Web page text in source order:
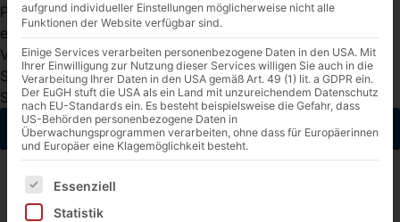
Privatkunden – wir bieten Herstellern und Distributoren
einen umfassenden Logistikservice unter Einhaltung der
Vorgaben des deutschen Zolls. Und das nicht nur für
Spirituosen und Weine, sondern auch für Bier,
Schaumweine, Alkopops und Zwischenerzeugnisse.
Angebot einholen
aufgrund individueller Einstellungen möglicherweise nicht alle
Funktionen der Website verfügbar sind.
Einige Services verarbeiten personenbezogene Daten in den USA. Mit
Ihrer Einwilligung zur Nutzung dieser Services willigen Sie auch in die
Verarbeitung Ihrer Daten in den USA gemäß Art. 49 (1) lit. a GDPR ein.
Der EuGH stuft die USA als ein Land mit unzureichendem Datenschutz
nach EU-Standards ein. Es besteht beispielsweise die Gefahr, dass
US-Behörden personenbezogene Daten in
Überwachungsprogrammen verarbeiten, ohne dass für Europäerinnen
und Europäer eine Klagemöglichkeit besteht.
Es folgt eine Liste der Service-Gruppen, für die eine
Essenziell
Statistik